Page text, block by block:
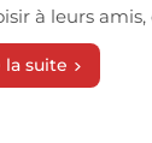
à leurs
la suite